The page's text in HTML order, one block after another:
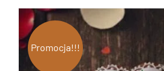
Promocja!!!